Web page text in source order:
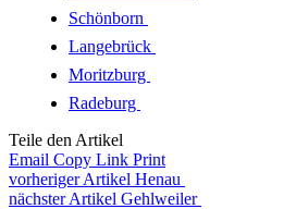
Schönborn
Langebrück
Moritzburg
Radeburg
Teile den Artikel
Email Copy Link Print
vorheriger Artikel Henau
nächster Artikel Gehlweiler